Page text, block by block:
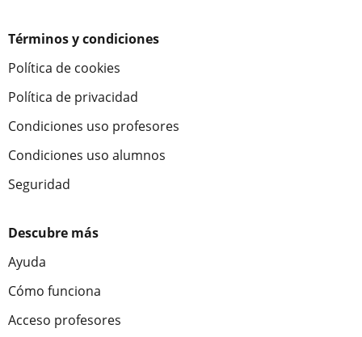
Términos y condiciones
Política de cookies
Política de privacidad
Condiciones uso profesores
Condiciones uso alumnos
Seguridad
Descubre más
Ayuda
Cómo funciona
Acceso profesores